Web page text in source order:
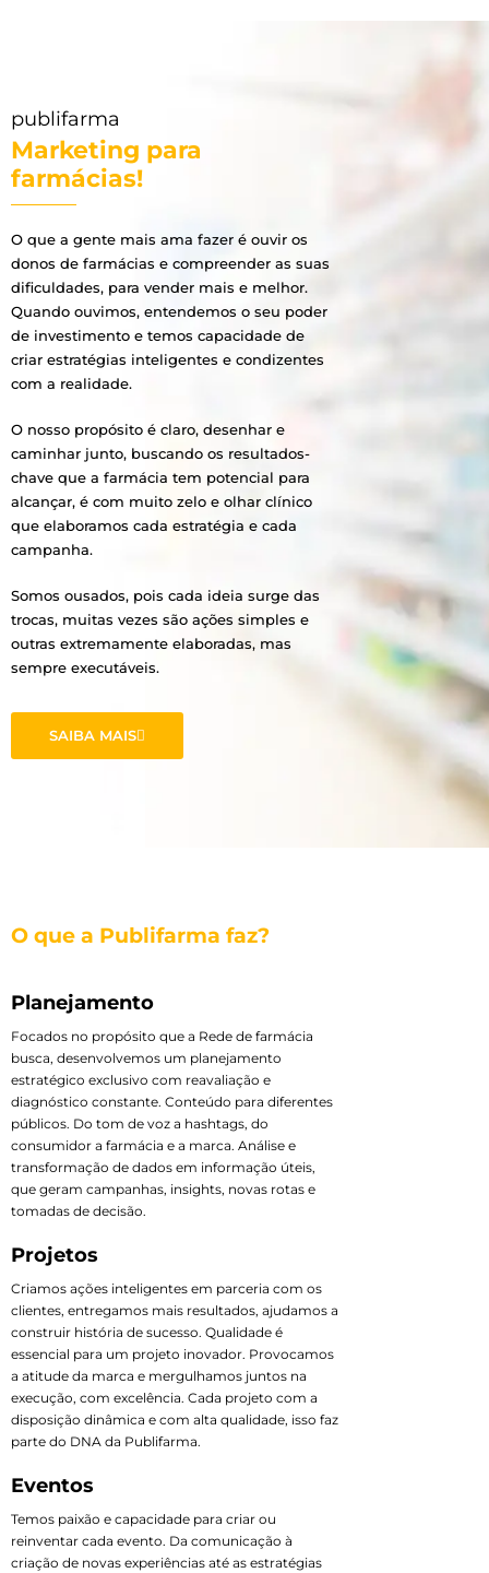
publifarma
Marketing para
farmácias!
O que a gente mais ama fazer é ouvir os
donos de farmácias e compreender as suas
dificuldades, para vender mais e melhor.
Quando ouvimos, entendemos o seu poder
de investimento e temos capacidade de
criar estratégias inteligentes e condizentes
com a realidade.
O nosso propósito é claro, desenhar e
caminhar junto, buscando os resultados-
chave que a farmácia tem potencial para
alcançar, é com muito zelo e olhar clínico
que elaboramos cada estratégia e cada
campanha.
Somos ousados, pois cada ideia surge das
trocas, muitas vezes são ações simples e
outras extremamente elaboradas, mas
sempre executáveis.
SAIBA MAIS
O que a Publifarma faz?
Planejamento
Focados no propósito que a Rede de farmácia
busca, desenvolvemos um planejamento
estratégico exclusivo com reavaliação e
diagnóstico constante. Conteúdo para diferentes
públicos. Do tom de voz a hashtags, do
consumidor a farmácia e a marca. Análise e
transformação de dados em informação úteis,
que geram campanhas, insights, novas rotas e
tomadas de decisão.
Projetos
Criamos ações inteligentes em parceria com os
clientes, entregamos mais resultados, ajudamos a
construir história de sucesso. Qualidade é
essencial para um projeto inovador. Provocamos
a atitude da marca e mergulhamos juntos na
execução, com excelência. Cada projeto com a
disposição dinâmica e com alta qualidade, isso faz
parte do DNA da Publifarma.
Eventos
Temos paixão e capacidade para criar ou
reinventar cada evento. Da comunicação à
criação de novas experiências até as estratégias